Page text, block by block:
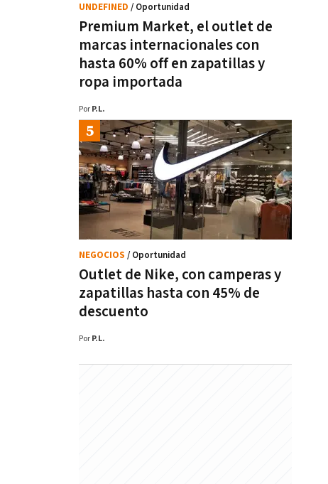
Premium Market, el outlet de
marcas internacionales con
hasta 60% off en zapatillas y
ropa importada
UNDEFINED / Oportunidad
Por P.L.
Outlet de Nike, con camperas y
zapatillas hasta con 45% de
descuento
NEGOCIOS / Oportunidad
Por P.L.